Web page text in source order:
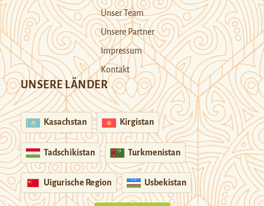
Unser Team
Unsere Partner
Impressum
Kontakt
UNSERE LÄNDER
Kasachstan Kirgistan
Tadschikistan Turkmenistan
Uigurische Region Usbekistan